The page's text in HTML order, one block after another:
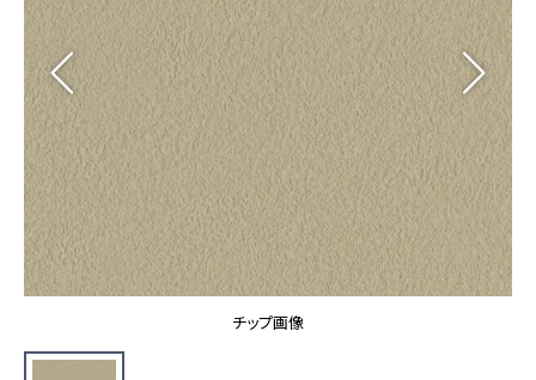
ブランド・コレクション
Lilycolor Coordinate 着せ替えシミュレーション
カーテン
床材
サステナブル商品
ノンワックス床タイル
壁紙機能性ガイド
施工事例 トップ
医療・福祉施設
ホテル・オフィス・店舗
モデルハウス
新築戸建・マンション
#リリカラのある暮らし
リリカラノート
ショールーム
ショールーム トップ
東京ショールーム
大阪ショールーム
お客様サポート
お客様サポート トップ
画像ダウンロード
チップ画像